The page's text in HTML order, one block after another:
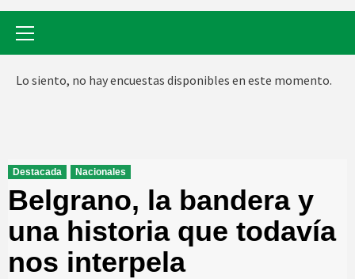
Lo siento, no hay encuestas disponibles en este momento.
Destacada Nacionales
Belgrano, la bandera y
una historia que todavía
nos interpela